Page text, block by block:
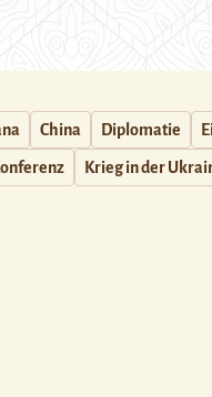
China Diplomatie
Krieg in der